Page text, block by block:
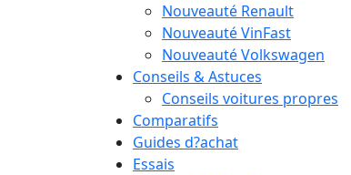
Nouveauté Renault
Nouveauté VinFast
Nouveauté Volkswagen
Conseils & Astuces
Conseils voitures propres
Comparatifs
Guides d?achat
Essais